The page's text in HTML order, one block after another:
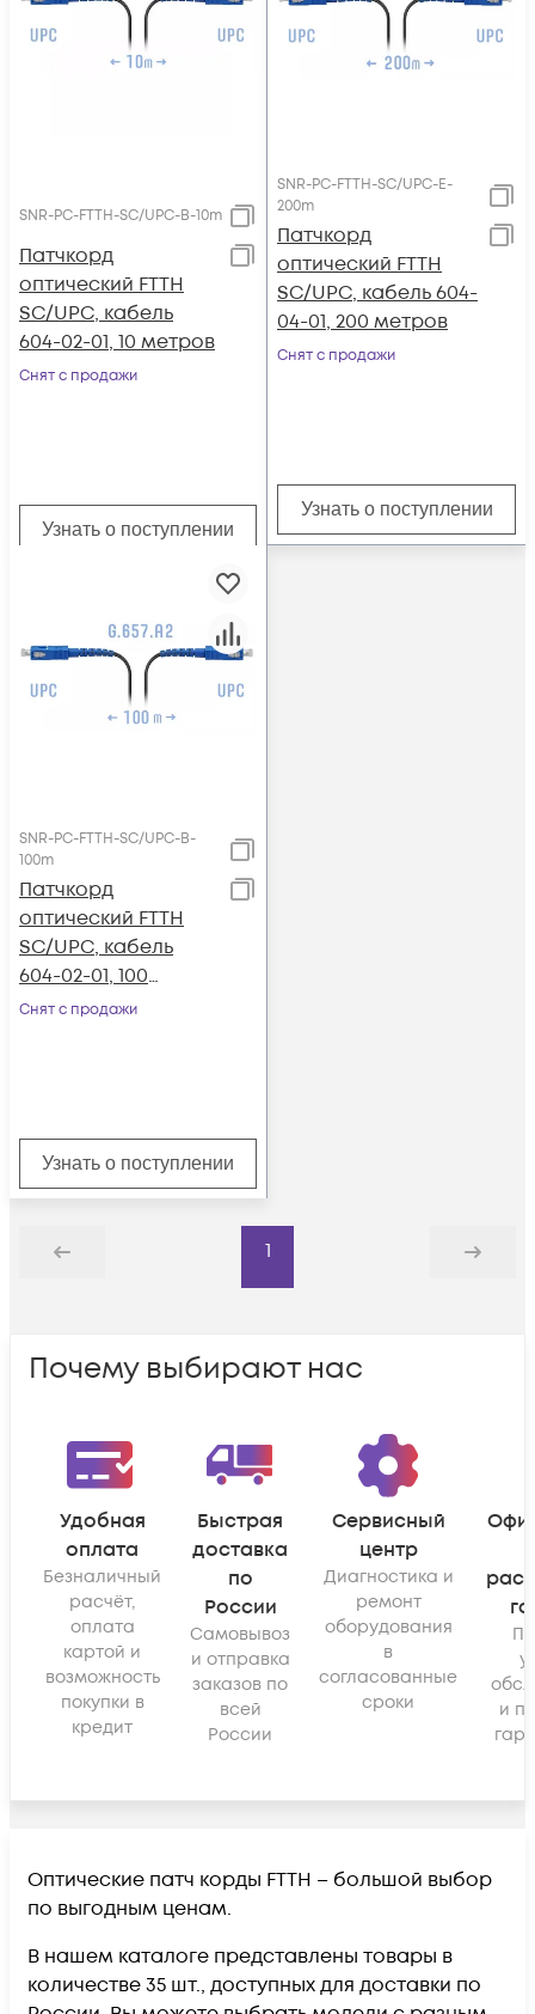
SNR-PC-FTTH-SC/UPC-B-10m
Патчкорд
оптический FTTH
SC/UPC, кабель
604-02-01, 10 метров
Снят с продажи
Узнать о поступлении
SNR-PC-FTTH-SC/UPC-E-
200m
Патчкорд
оптический FTTH
SC/UPC, кабель 604-
04-01, 200 метров
Снят с продажи
Узнать о поступлении
SNR-PC-FTTH-SC/UPC-B-
100m
Патчкорд
оптический FTTH
SC/UPC, кабель
604-02-01, 100
метров
Снят с продажи
Узнать о поступлении
Назад
1
Дальше
Почему выбирают нас
Удобная
оплата
Безналичный
расчёт,
оплата
картой и
возможность
покупки в
кредит
Быстрая
доставка
по
России
Самовывоз
и отправка
заказов по
всей
России
Сервисный
центр
Диагностика и
ремонт
оборудования
в
согласованные
сроки
и
Оптические патч корды FTTH – большой выбор
по выгодным ценам.
В нашем каталоге представлены товары в
количестве 35 шт., доступных для доставки по